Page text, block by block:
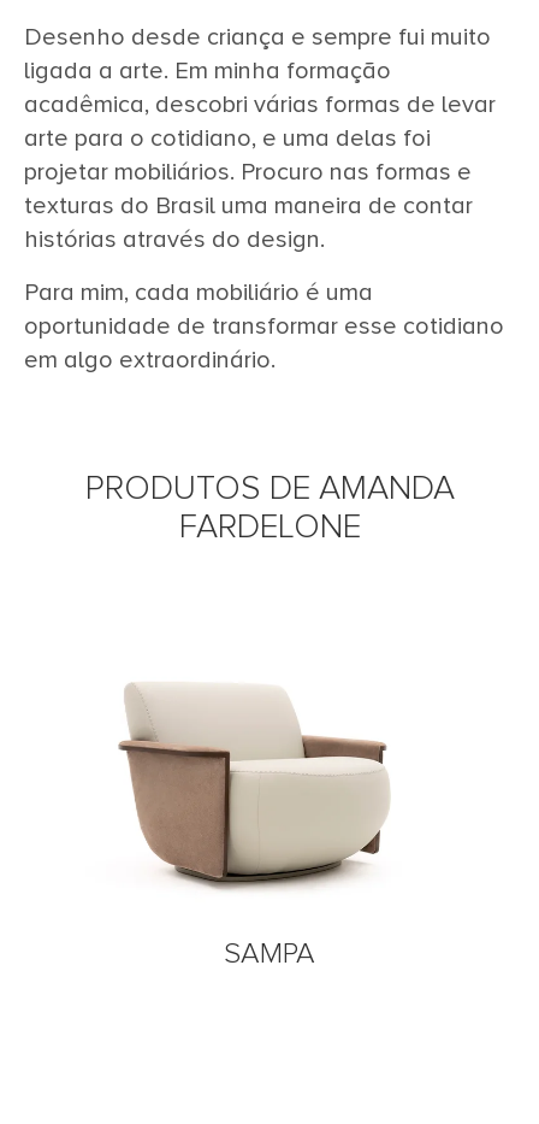
Desenho desde criança e sempre fui muito
ligada a arte. Em minha formação
acadêmica, descobri várias formas de levar
arte para o cotidiano, e uma delas foi
projetar mobiliários. Procuro nas formas e
texturas do Brasil uma maneira de contar
histórias através do design.
Para mim, cada mobiliário é uma
oportunidade de transformar esse cotidiano
em algo extraordinário.
PRODUTOS DE AMANDA
FARDELONE
SAMPA